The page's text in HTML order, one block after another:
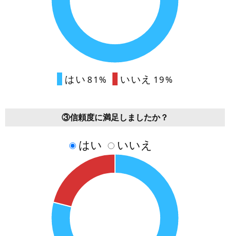
はい 81% いいえ 19%
③信頼度に満足しましたか？
はい いいえ